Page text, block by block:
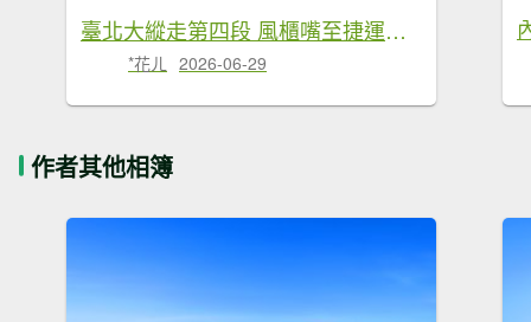
臺北大縱走第四段 風櫃嘴至捷運大湖公園站
*花ㄦ 2026-06-29
作者其他相簿